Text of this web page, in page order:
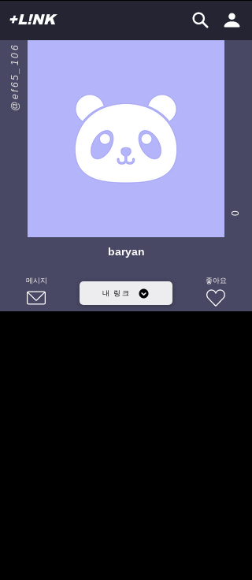
+L!NK
@ef65_106
0
baryan
메시지
내 링크
좋아요